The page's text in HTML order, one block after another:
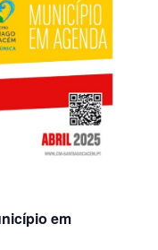
em